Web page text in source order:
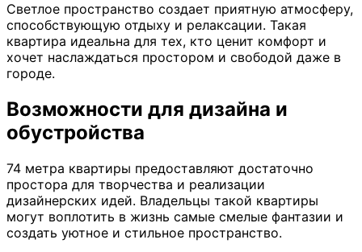
Светлое пространство создает приятную атмосферу,
способствующую отдыху и релаксации. Такая
квартира идеальна для тех, кто ценит комфорт и
хочет наслаждаться простором и свободой даже в
городе.
Возможности для дизайна и
обустройства
74 метра квартиры предоставляют достаточно
простора для творчества и реализации
дизайнерских идей. Владельцы такой квартиры
могут воплотить в жизнь самые смелые фантазии и
создать уютное и стильное пространство.